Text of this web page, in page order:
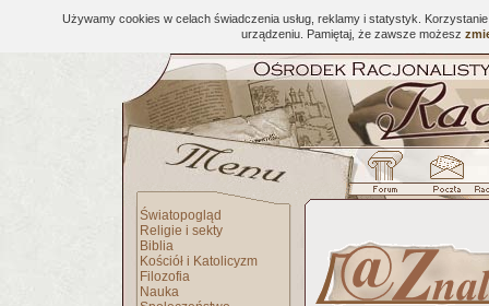
Używamy cookies w celach świadczenia usług, reklamy i statystyk.
urządzeniu. Pamiętaj, że zawsze możesz
Światopogląd
Religie i sekty
Biblia
Kościół i Katolicyzm
Filozofia
Nauka